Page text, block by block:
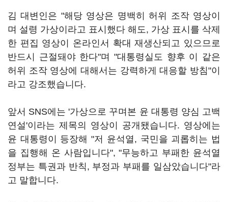
김 대변인은 "해당 영상은 명백히 허위 조작 영상이
며 설령 가상이라고 표시했다 해도, 가상 표시를 삭제
한 편집 영상이 온라인서 확대 재생산되고 있으므로
반드시 근절돼야 한다"며 "대통령실도 향후 이 같은
허위 조작 영상에 대해서는 강력하게 대응할 방침"이
라고 강조했습니다.
앞서 SNS에는 '가상으로 꾸며본 윤 대통령 양심 고백
연설'이라는 제목의 영상이 공개됐습니다. 영상에는
윤 대통령이 등장해 "저 윤석열, 국민을 괴롭히는 법
을 집행해 온 사람입니다", "무능하고 부패한 윤석열
정부는 특권과 반칙, 부정과 부패를 일삼았습니다"라
고 말합니다.